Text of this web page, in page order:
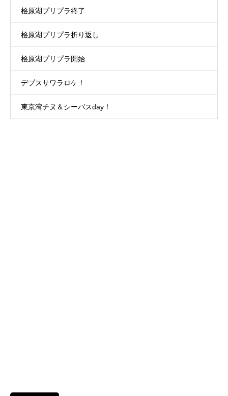
桧原湖プリプラ終了
桧原湖プリプラ折り返し
桧原湖プリプラ開始
デプスサワラロケ！
東京湾チヌ＆シーバスday！